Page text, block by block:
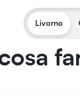
Livorno